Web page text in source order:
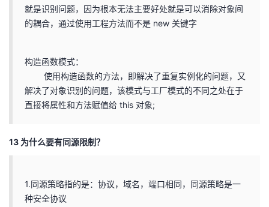
就是识别问题，因为根本无法主要好处就是可以消除对象间
的耦合，通过使用工程方法而不是 new 关键字
构造函数模式：
使用构造函数的方法，即解决了重复实例化的问题，又
解决了对象识别的问题，该模式与工厂模式的不同之处在于
直接将属性和方法赋值给 this 对象;
13 为什么要有同源限制？
1.同源策略指的是：协议，域名，端口相同，同源策略是一
种安全协议